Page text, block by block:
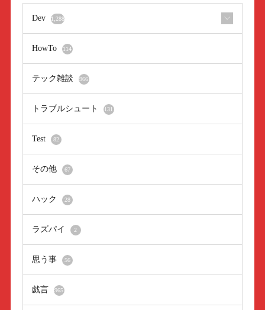
Dev 1,288
HowTo 114
テック雑談 966
トラブルシュート 131
Test 82
その他 67
ハック 28
ラズパイ 2
思う事 56
戯言 965